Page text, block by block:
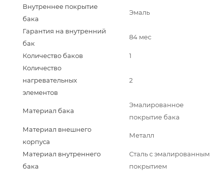
Внутреннее покрытие
бака
Эмаль
Гарантия на внутренний
бак
84 мес
Количество баков
1
Количество
нагревательных
элементов
2
Материал бака
Эмалированное
покрытие бака
Материал внешнего
корпуса
Металл
Материал внутреннего
бака
Сталь с эмалированным
покрытием